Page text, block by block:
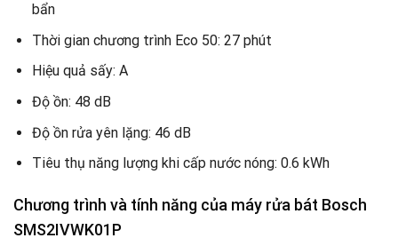
bẩn
Thời gian chương trình Eco 50: 27 phút
Hiệu quả sấy: A
Độ ồn: 48 dB
Độ ồn rửa yên lặng: 46 dB
Tiêu thụ năng lượng khi cấp nước nóng: 0.6 kWh
Chương trình và tính năng của máy rửa bát Bosch
SMS2IVWK01P